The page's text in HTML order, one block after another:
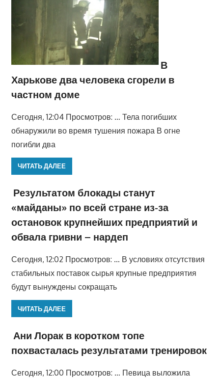
В
Харькове два человека сгорели в
частном доме
Сегодня, 12:04 Просмотров: … Тела погибших
обнаружили во время тушения пожара В огне
погибли два
ЧИТАТЬ ДАЛЕЕ
Результатом блокады станут
«майданы» по всей стране из-за
остановок крупнейших предприятий и
обвала гривни – нардеп
Сегодня, 12:02 Просмотров: … В условиях отсутствия
стабильных поставок сырья крупные предприятия
будут вынуждены сокращать
ЧИТАТЬ ДАЛЕЕ
Ани Лорак в коротком топе
похвасталась результатами тренировок
Сегодня, 12:00 Просмотров: … Певица выложила